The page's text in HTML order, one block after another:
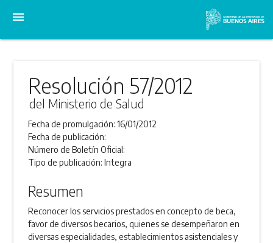
menu
Resolución 57/2012
del Ministerio de Salud
Fecha de promulgación:16/01/2012
Fecha de publicación:
Número de Boletín Oficial:
Tipo de publicación:Integra
Resumen
Reconocer los servicios prestados en concepto de beca,
favor de diversos becarios, quienes se desempeñaron en
diversas especialidades, establecimientos asistenciales y